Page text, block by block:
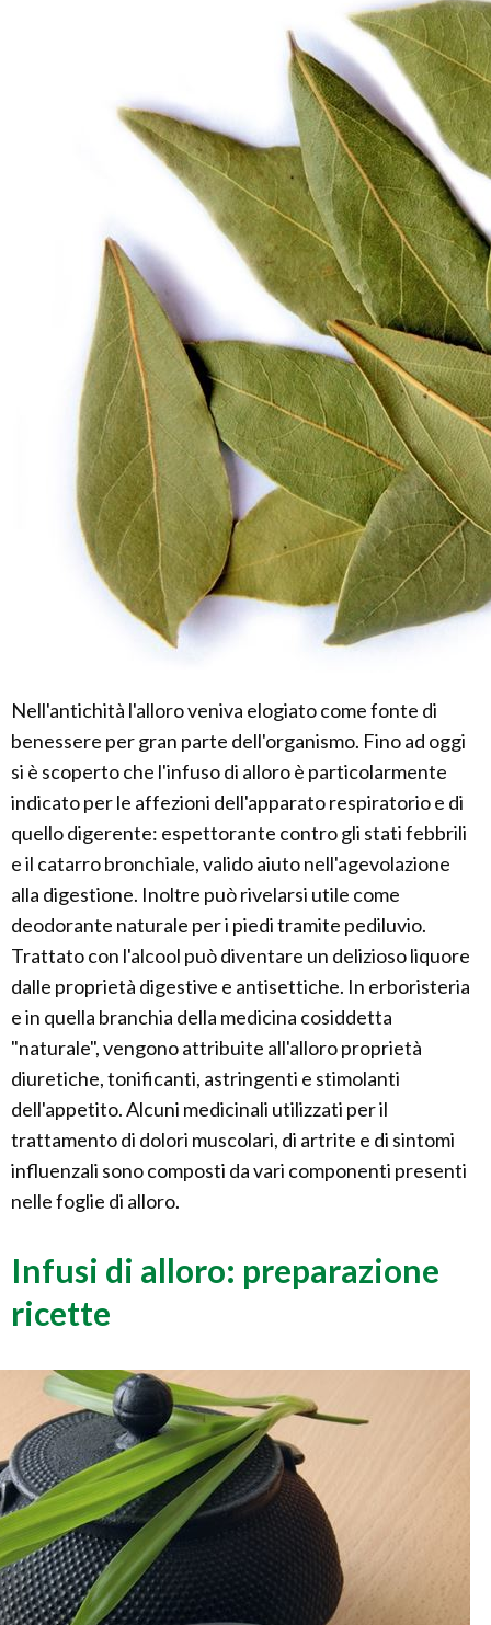
Nell'antichità l'alloro veniva elogiato come fonte di
benessere per gran parte dell'organismo. Fino ad oggi
si è scoperto che l'infuso di alloro è particolarmente
indicato per le affezioni dell'apparato respiratorio e di
quello digerente: espettorante contro gli stati febbrili
e il catarro bronchiale, valido aiuto nell'agevolazione
alla digestione. Inoltre può rivelarsi utile come
deodorante naturale per i piedi tramite pediluvio.
Trattato con l'alcool può diventare un delizioso liquore
dalle proprietà digestive e antisettiche. In erboristeria
e in quella branchia della medicina cosiddetta
"naturale", vengono attribuite all'alloro proprietà
diuretiche, tonificanti, astringenti e stimolanti
dell'appetito. Alcuni medicinali utilizzati per il
trattamento di dolori muscolari, di artrite e di sintomi
influenzali sono composti da vari componenti presenti
nelle foglie di alloro.
Infusi di alloro: preparazione
ricette